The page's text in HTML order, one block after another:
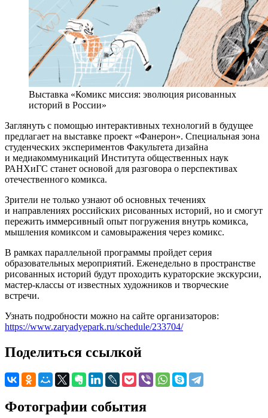
Выставка «Комикс миссия: эволюция рисованных
историй в России»
Заглянуть с помощью интерактивных технологий в будущее
предлагает на выставке проект «Фанерон». Специальная зона
студенческих экспериментов Факультета дизайна
и медиакоммуникаций Института общественных наук
РАНХиГС станет основой для разговора о перспективах
отечественного комикса.
Зрители не только узнают об основных течениях
и направлениях российских рисованных историй, но и смогут
пережить иммерсивный опыт погружения внутрь комикса,
мышления комиксом и самовыражения через комикс.
В рамках параллельной программы пройдет серия
образовательных мероприятий. Еженедельно в пространстве
рисованных историй будут проходить кураторские экскурсии,
мастер-классы от известных художников и творческие
встречи.
Узнать подробности можно на сайте организаторов:
https://www.zaryadyepark.ru/schedule/233704/
Поделиться ссылкой
Фотографии события